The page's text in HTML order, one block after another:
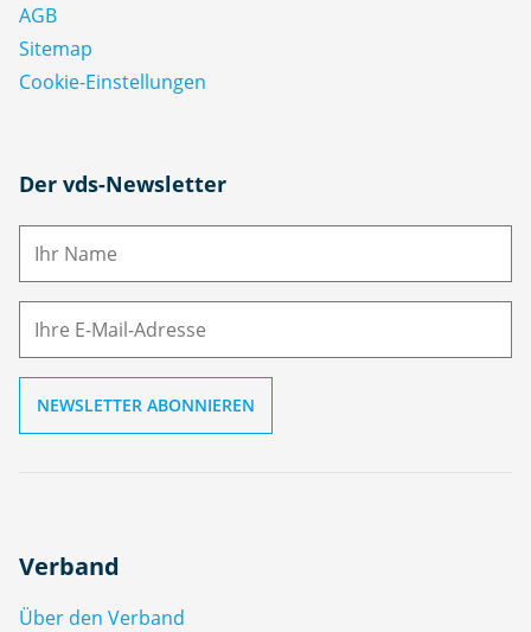
AGB
Sitemap
Cookie-Einstellungen
Der vds-Newsletter
N
M
Verband
Über den Verband